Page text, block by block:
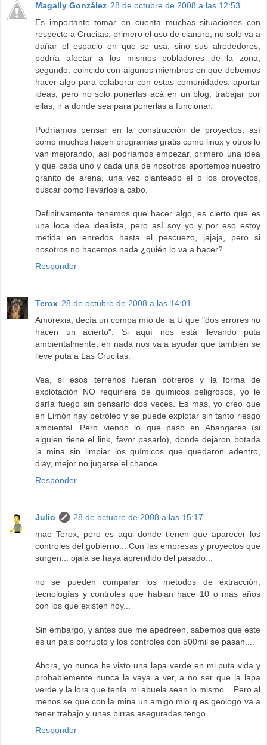
Magally González 28 de octubre de 2008 a las 12:53
Es importante tomar en cuenta muchas situaciones con
respecto a Crucitas, primero el uso de cianuro, no solo va a
dañar el espacio en que se usa, sino sus alrededores,
podría afectar a los mismos pobladores de la zona,
segundo: coincido con algunos miembros en que debemos
hacer algo para colaborar con estas comunidades, aportar
ideas, pero no solo ponerlas acá en un blog, trabajar por
ellas, ir a donde sea para ponerlas a funcionar.
Podríamos pensar en la construcción de proyectos, así
como muchos hacen programas gratis como linux y otros lo
van mejorando, así podríamos empezar, primero una idea
y que cada uno y cada una de nosotros aportemos nuestro
granito de arena, una vez planteado el o los proyectos,
buscar como llevarlos a cabo.
Definitivamente tenemos que hacer algo, es cierto que es
una loca idea idealista, pero así soy yo y por eso estoy
metida en enredos hasta el pescuezo, jajaja, pero si
nosotros no hacemos nada ¿quién lo va a hacer?
Responder
Terox 28 de octubre de 2008 a las 14:01
Amorexia, decía un compa mío de la U que "dos errores no
hacen un acierto". Si aquí nos está llevando puta
ambientalmente, en nada nos va a ayudar que también se
lleve puta a Las Crucitas.
Vea, si esos terrenos fueran potreros y la forma de
explotación NO requiriera de químicos peligrosos, yo le
daría fuego sin pensarlo dos veces. Es más, yo creo que
en Limón hay petróleo y se puede explotar sin tanto riesgo
ambiental. Pero viendo lo que pasó en Abangares (si
alguien tiene el link, favor pasarlo), donde dejaron botada
la mina sin limpiar los químicos que quedaron adentro,
diay, mejor no jugarse el chance.
Responder
Julio
28 de octubre de 2008 a las 15:17
mae Terox, pero es aqui donde tienen que aparecer los
controles del gobierno... Con las empresas y proyectos que
surgen... ojalá se haya aprendido del pasado...
no se pueden comparar los metodos de extracción,
tecnologías y controles que habian hace 10 o más años
con los que existen hoy...
Sin embargo, y antes que me apedreen, sabemos que este
es un pais corrupto y los controles con 500mil se pasan....
Ahora, yo nunca he visto una lapa verde en mi puta vida y
probablemente nunca la vaya a ver, a no ser que la lapa
verde y la lora que tenía mi abuela sean lo mismo... Pero al
menos se que con la mina un amigo mio q es geologo va a
tener trabajo y unas birras aseguradas tengo...
Responder